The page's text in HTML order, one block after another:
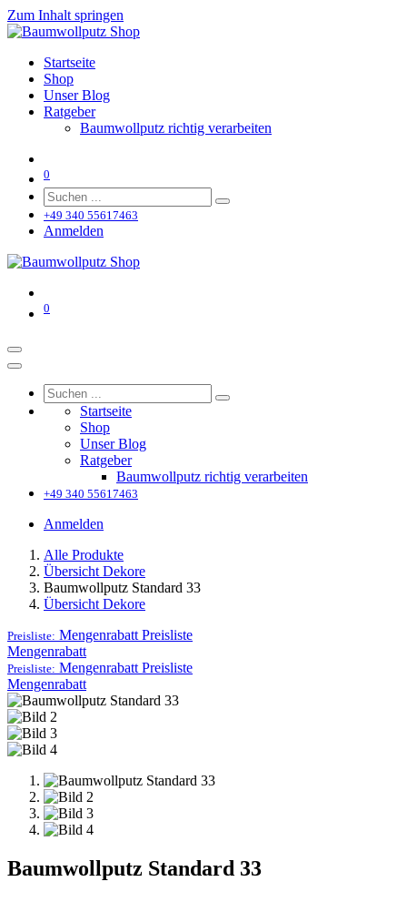
Zum Inhalt springen
Startseite
Shop
Unser Blog
Ratgeber
Baumwollputz richtig verarbeiten
0
+49 340 55617463
Anmelden
0
Startseite
Shop
Unser Blog
Ratgeber
Baumwollputz richtig verarbeiten
+49 340 55617463
Anmelden
Alle Produkte
Übersicht Dekore
Baumwollputz Standard 33
Übersicht Dekore
Preisliste: Mengenrabatt Preisliste
Mengenrabatt
Preisliste: Mengenrabatt Preisliste
Mengenrabatt
Baumwollputz Standard 33